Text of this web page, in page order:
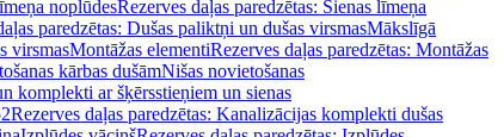
noplūdesRezerves daļas paredzētas: Sienas līmeņa
paredzētas: Dušas paliktņi un dušas virsmasMākslīgā
virsmasMontāžas elementiRezerves daļas paredzētas: Montāžas
kārbas dušāmNišas novietošanas
komplekti ar šķērsstieņiem un sienas
Rezerves daļas paredzētas: Kanalizācijas komplekti dušas